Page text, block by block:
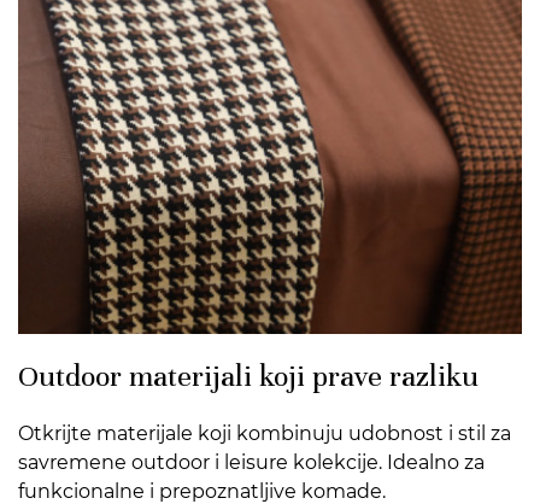
Outdoor materijali koji prave razliku
Otkrijte materijale koji kombinuju udobnost i stil za
savremene outdoor i leisure kolekcije. Idealno za
funkcionalne i prepoznatljive komade.